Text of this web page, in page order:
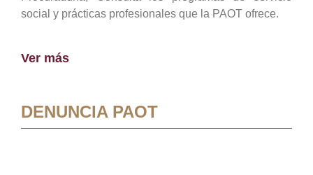
social y prácticas profesionales que la PAOT ofrece.
Ver más
DENUNCIA PAOT